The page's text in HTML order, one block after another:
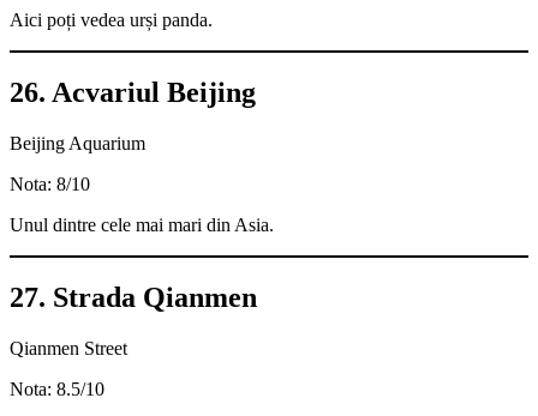
Aici poți vedea urși panda.
26. Acvariul Beijing
Beijing Aquarium
Nota: 8/10
Unul dintre cele mai mari din Asia.
27. Strada Qianmen
Qianmen Street
Nota: 8.5/10